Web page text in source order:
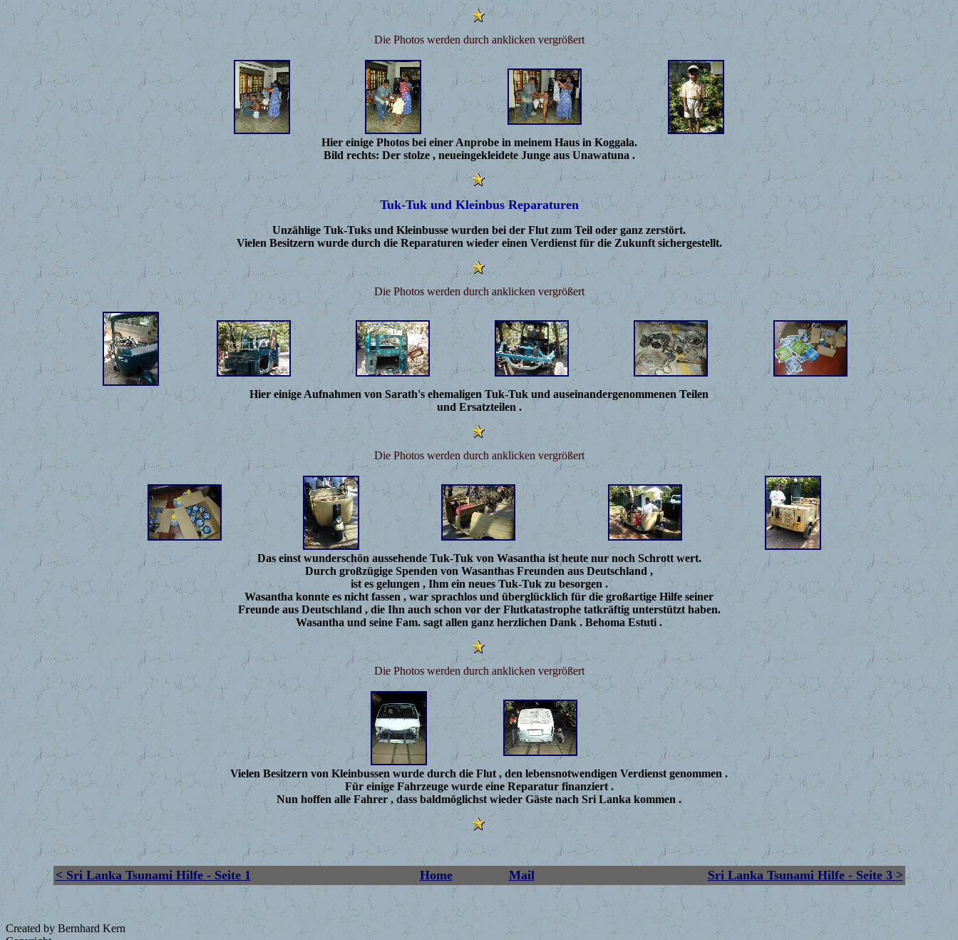
Die Photos werden durch anklicken vergrößert
Hier einige Photos bei einer Anprobe in meinem Haus in Koggala.
Bild rechts: Der stolze , neueingekleidete Junge aus Unawatuna .
Tuk-Tuk und Kleinbus Reparaturen
Unzählige Tuk-Tuks und Kleinbusse wurden bei der Flut zum Teil oder ganz zerstört.
Vielen Besitzern wurde durch die Reparaturen wieder einen Verdienst für die Zukunft sichergestellt.
Die Photos werden durch anklicken vergrößert
Hier einige Aufnahmen von Sarath's ehemaligen Tuk-Tuk und auseinandergenommenen Teilen
und Ersatzteilen .
Die Photos werden durch anklicken vergrößert
Das einst wunderschön aussehende Tuk-Tuk von Wasantha ist heute nur noch Schrott wert.
Durch großzügige Spenden von Wasanthas Freunden aus Deutschland ,
ist es gelungen , Ihm ein neues Tuk-Tuk zu besorgen .
Wasantha konnte es nicht fassen , war sprachlos und überglücklich für die großartige Hilfe seiner
Freunde aus Deutschland , die Ihn auch schon vor der Flutkatastrophe tatkräftig unterstützt haben.
Wasantha und seine Fam. sagt allen ganz herzlichen Dank . Behoma Estuti .
Die Photos werden durch anklicken vergrößert
Vielen Besitzern von Kleinbussen wurde durch die Flut , den lebensnotwendigen Verdienst genommen .
Für einige Fahrzeuge wurde eine Reparatur finanziert .
Nun hoffen alle Fahrer , dass baldmöglichst wieder Gäste nach Sri Lanka kommen .
< Sri Lanka Tsunami Hilfe - Seite 1 Home Mail Sri Lanka Tsunami Hilfe - Seite 3 >
Created by Bernhard Kern